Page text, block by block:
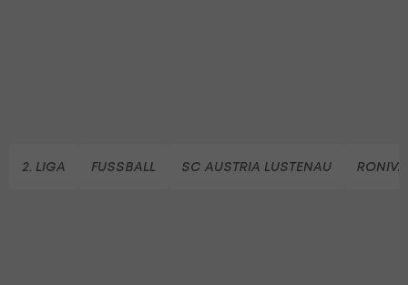
2. LIGA FUSSBALL SC AUSTRIA LUSTENAU